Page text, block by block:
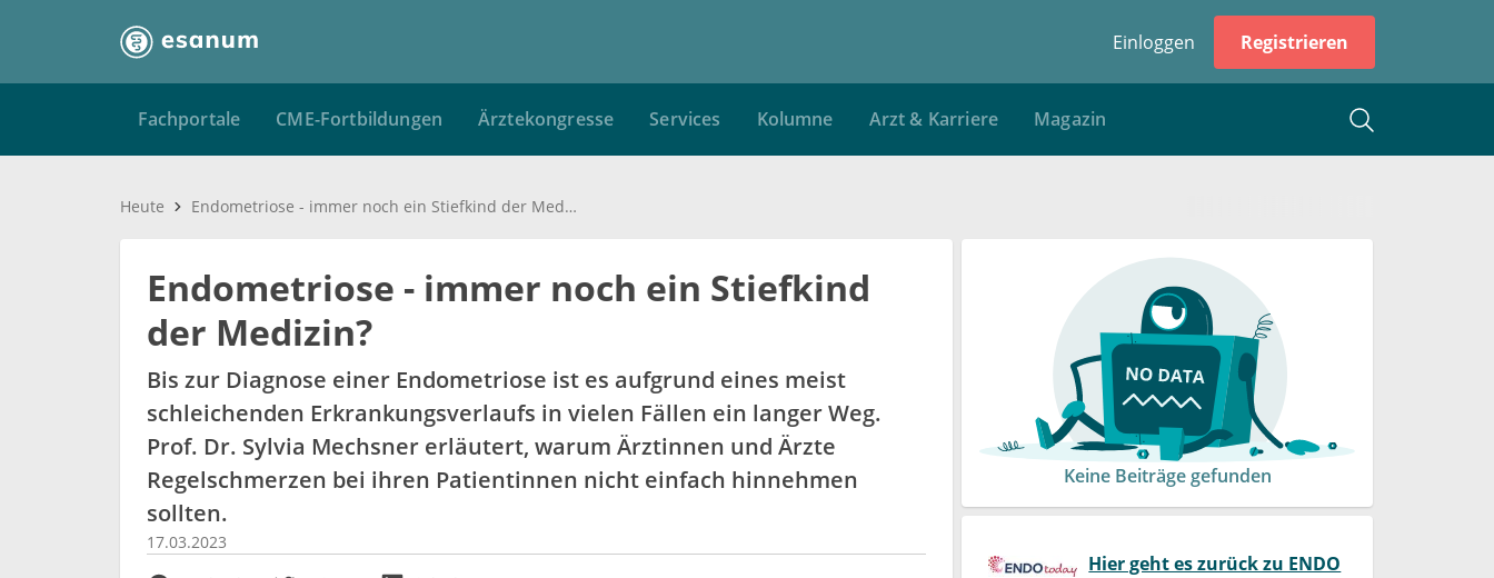
Einloggen Registrieren
Fachportale CME-Fortbildungen Ärztekongresse Services Kolumne Arzt & Karriere Magazin
Heute Endometriose - immer noch ein Stiefkind der Medizin?
Endometriose - immer noch ein Stiefkind
der Medizin?
Bis zur Diagnose einer Endometriose ist es aufgrund eines meist
schleichenden Erkrankungsverlaufs in vielen Fällen ein langer Weg.
Prof. Dr. Sylvia Mechsner erläutert, warum Ärztinnen und Ärzte
Regelschmerzen bei ihren Patientinnen nicht einfach hinnehmen
sollten.
17.03.2023
Keine Beiträge gefunden
Hier geht es zurück zu ENDO